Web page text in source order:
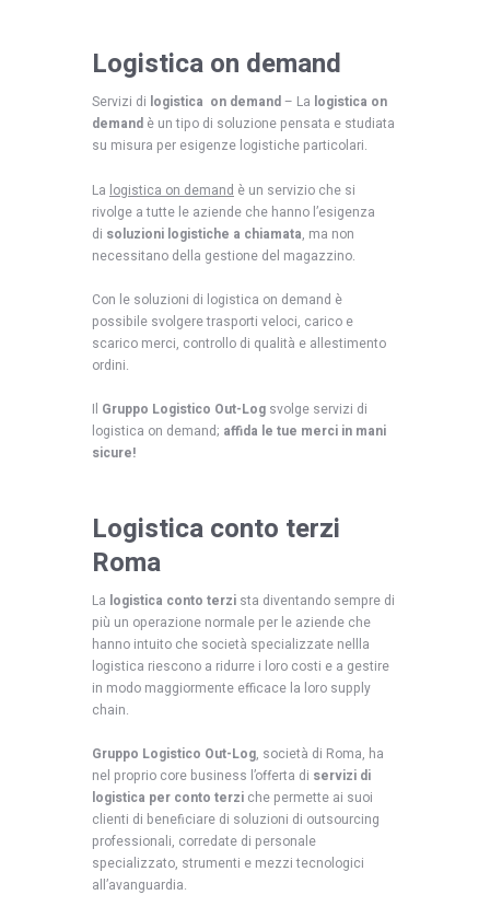
Logistica on demand
Servizi di logistica on demand– La logistica on
demand è un tipo di soluzione pensata e studiata
su misura per esigenze logistiche particolari.
La logistica on demand è un servizio che si
rivolge a tutte le aziende che hanno l’esigenza
di soluzioni logistiche a chiamata, ma non
necessitano della gestione del magazzino.
Con le soluzioni di logistica on demand è
possibile svolgere trasporti veloci, carico e
scarico merci, controllo di qualità e allestimento
ordini.
Il Gruppo Logistico Out-Log svolge servizi di
logistica on demand; affida le tue merci in mani
sicure!
Logistica conto terzi
Roma
La logistica conto terzi sta diventando sempre di
più un operazione normale per le aziende che
hanno intuito che società specializzate nellla
logistica riescono a ridurre i loro costi e a gestire
in modo maggiormente efficace la loro supply
chain.
Gruppo Logistico Out-Log, società di Roma, ha
nel proprio core business l’offerta di servizi di
logistica per conto terzi che permette ai suoi
clienti di beneficiare di soluzioni di outsourcing
professionali, corredate di personale
specializzato, strumenti e mezzi tecnologici
all’avanguardia.